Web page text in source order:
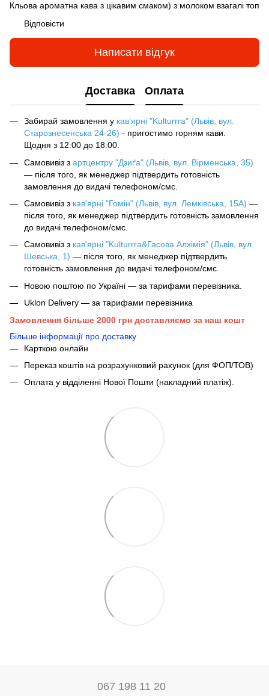
Кльова ароматна кава з цікавим смаком) з молоком взагалі топ
Відповісти
Написати відгук
Доставка Оплата
Забирай замовлення у кав‘ярні "Kulturrra" (Львів, вул.
Старознесенська 24-26) - пригостимо горням кави.
Щодня з 12:00 до 18:00.
Самовивіз з артцентру "Дзиґа" (Львів, вул. Вірменська, 35)
— після того, як менеджер підтвердить готовність
замовлення до видачі телефоном/смс.
Самовивіз з кав'ярні "Гомін" (Львів, вул. Лемківська, 15А) —
після того, як менеджер підтвердить готовність замовлення
до видачі телефоном/смс.
Самовивіз з кав'ярні "Kulturrra&Гасова Алхімія" (Львів, вул.
Шевська, 1) — після того, як менеджер підтвердить
готовність замовлення до видачі телефоном/смс.
Новою поштою по Україні — за тарифами перевізника.
Uklon Delivery — за тарифами перевізника
Замовлення більше 2000 грн доставляємо за наш кошт
Більше інформації про доставку
Карткою онлайн
Переказ коштів на розрахунковий рахунок (для ФОП/ТОВ)
Оплата у відділенні Нової Пошти (накладний платіж).
067 198 11 20